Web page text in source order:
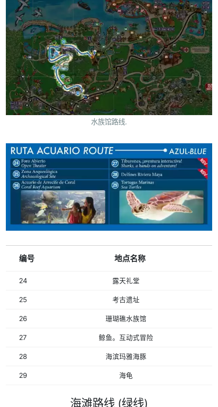
水族馆路线.
编号 地点名称
24 露天礼堂
25 考古遗址
26 珊瑚礁水族馆
27 鲸鱼。互动式冒险
28 海滨玛雅海豚
29 海龟
海滩路线 (绿线)